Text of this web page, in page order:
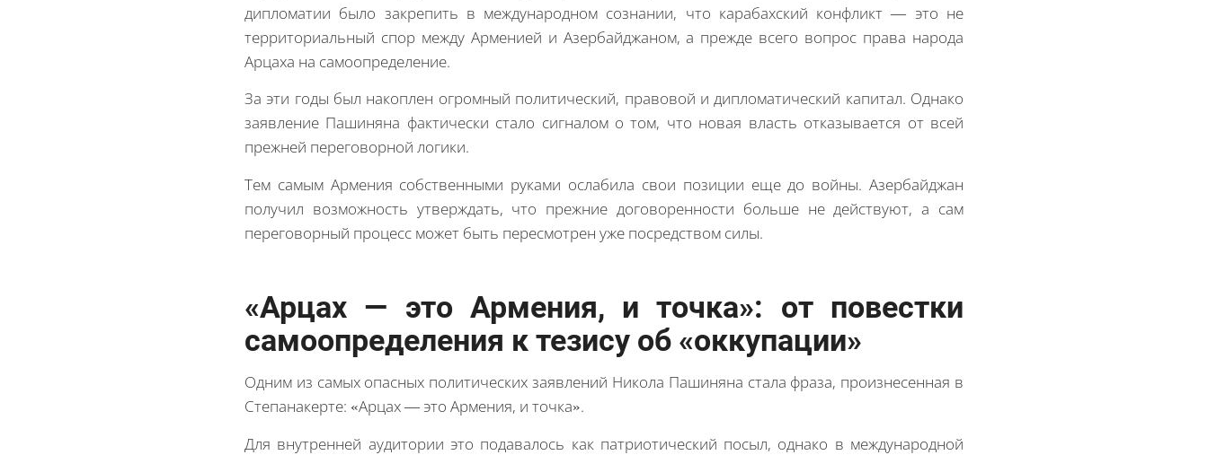
дипломатии было закрепить в международном сознании, что карабахский конфликт — это не
территориальный спор между Арменией и Азербайджаном, а прежде всего вопрос права народа
Арцаха на самоопределение.
За эти годы был накоплен огромный политический, правовой и дипломатический капитал. Однако
заявление Пашиняна фактически стало сигналом о том, что новая власть отказывается от всей
прежней переговорной логики.
Тем самым Армения собственными руками ослабила свои позиции еще до войны. Азербайджан
получил возможность утверждать, что прежние договоренности больше не действуют, а сам
переговорный процесс может быть пересмотрен уже посредством силы.
«Арцах — это Армения, и точка»: от повестки
самоопределения к тезису об «оккупации»
Одним из самых опасных политических заявлений Никола Пашиняна стала фраза, произнесенная в
Степанакерте: «Арцах — это Армения, и точка».
Для внутренней аудитории это подавалось как патриотический посыл, однако в международной